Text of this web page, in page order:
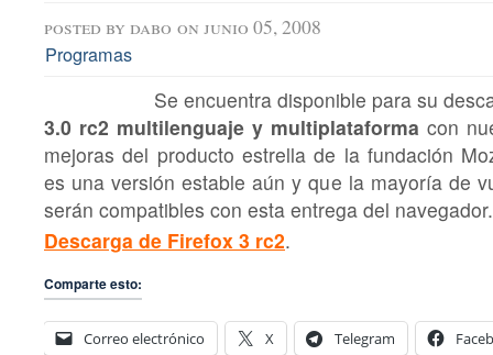
posted by dabo on junio 05, 2008
Programas
Se encuentra disponible para su
3.0 rc2 multilenguaje y multiplataforma con
mejoras del producto estrella de la fundación
es una versión estable aún y que la mayoría de
serán compatibles con esta entrega del navegador.
Descarga de Firefox 3 rc2.
Comparte esto:
Correo electrónico X Telegram